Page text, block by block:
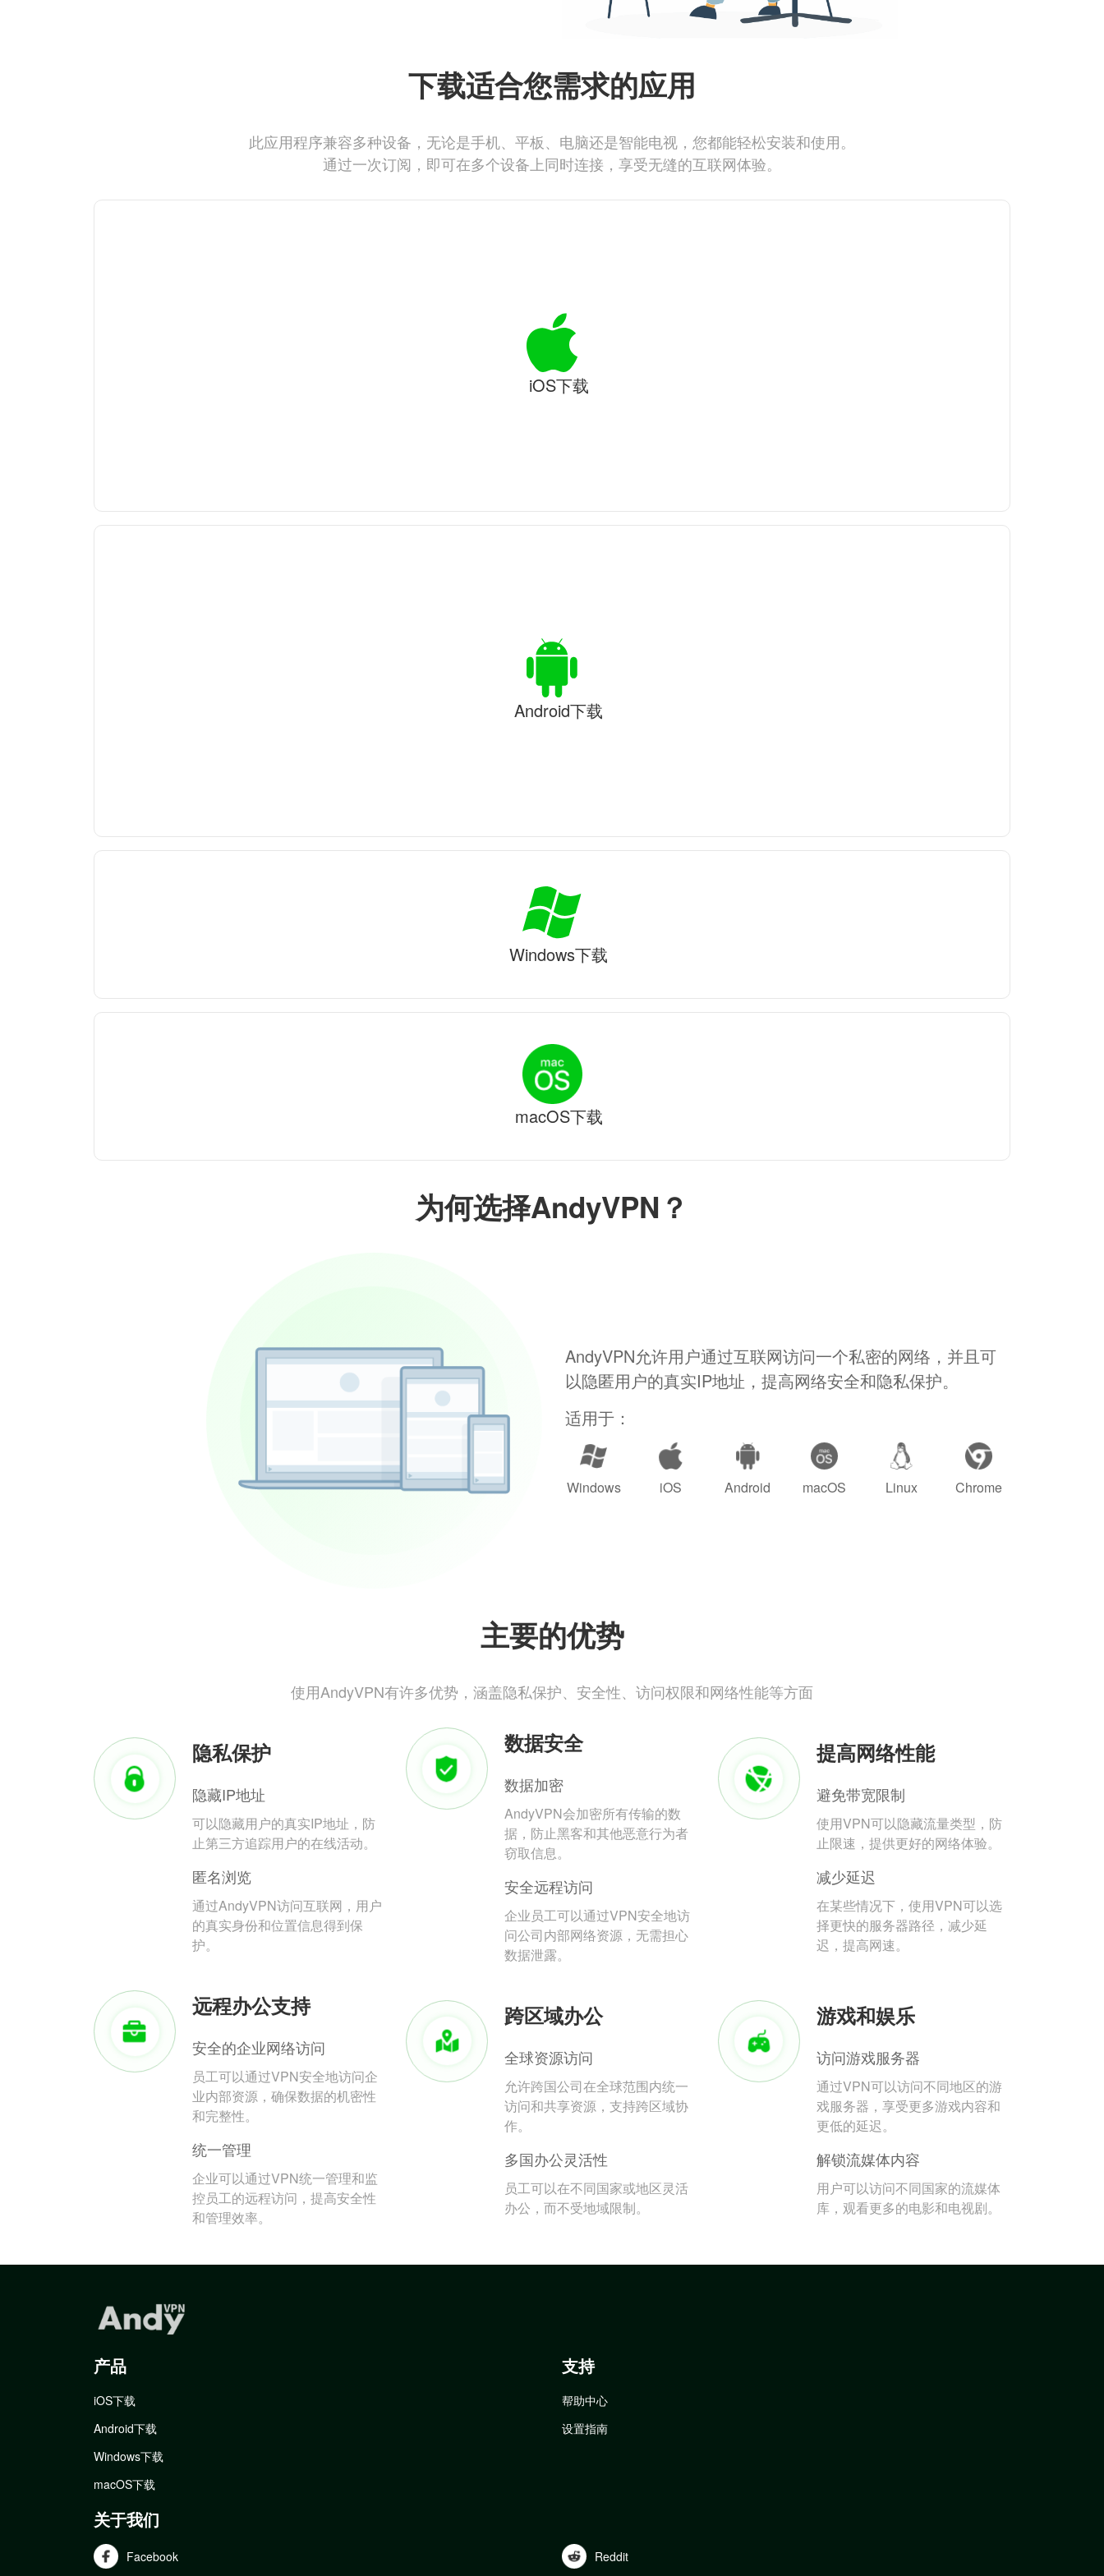
为何选择AndyVPN？
AndyVPN允许用户通过互联网访问一个私密的网络，并且可
以隐匿用户的真实IP地址，提高网络安全和隐私保护。
适用于：
Windows iOS Android macOS Linux Chrome
主要的优势
使用AndyVPN有许多优势，涵盖隐私保护、安全性、访问权限和网络性能等方面
隐私保护
隐藏IP地址
可以隐藏用户的真实IP地址，防
止第三方追踪用户的在线活动。
匿名浏览
通过AndyVPN访问互联网，用户
的真实身份和位置信息得到保
护。
数据安全
数据加密
AndyVPN会加密所有传输的数
据，防止黑客和其他恶意行为者
窃取信息。
安全远程访问
企业员工可以通过VPN安全地访
问公司内部网络资源，无需担心
数据泄露。
提高网络性能
避免带宽限制
使用VPN可以隐藏流量类型，防
止限速，提供更好的网络体验。
减少延迟
在某些情况下，使用VPN可以选
择更快的服务器路径，减少延
迟，提高网速。
远程办公支持
安全的企业网络访问
员工可以通过VPN安全地访问企
业内部资源，确保数据的机密性
和完整性。
统一管理
企业可以通过VPN统一管理和监
控员工的远程访问，提高安全性
和管理效率。
跨区域办公
全球资源访问
允许跨国公司在全球范围内统一
访问和共享资源，支持跨区域协
作。
多国办公灵活性
员工可以在不同国家或地区灵活
办公，而不受地域限制。
游戏和娱乐
访问游戏服务器
通过VPN可以访问不同地区的游
戏服务器，享受更多游戏内容和
更低的延迟。
解锁流媒体内容
用户可以访问不同国家的流媒体
库，观看更多的电影和电视剧。
下载适合您需求的应用
此应用程序兼容多种设备，无论是手机、平板、电脑还是智能电视，您都能轻松安装和使用。
通过一次订阅，即可在多个设备上同时连接，享受无缝的互联网体验。
iOS下载
Android下载
Windows下载
macOS下载
产品
iOS下载
Android下载
Windows下载
macOS下载
支持
帮助中心
设置指南
关于我们
Facebook Reddit